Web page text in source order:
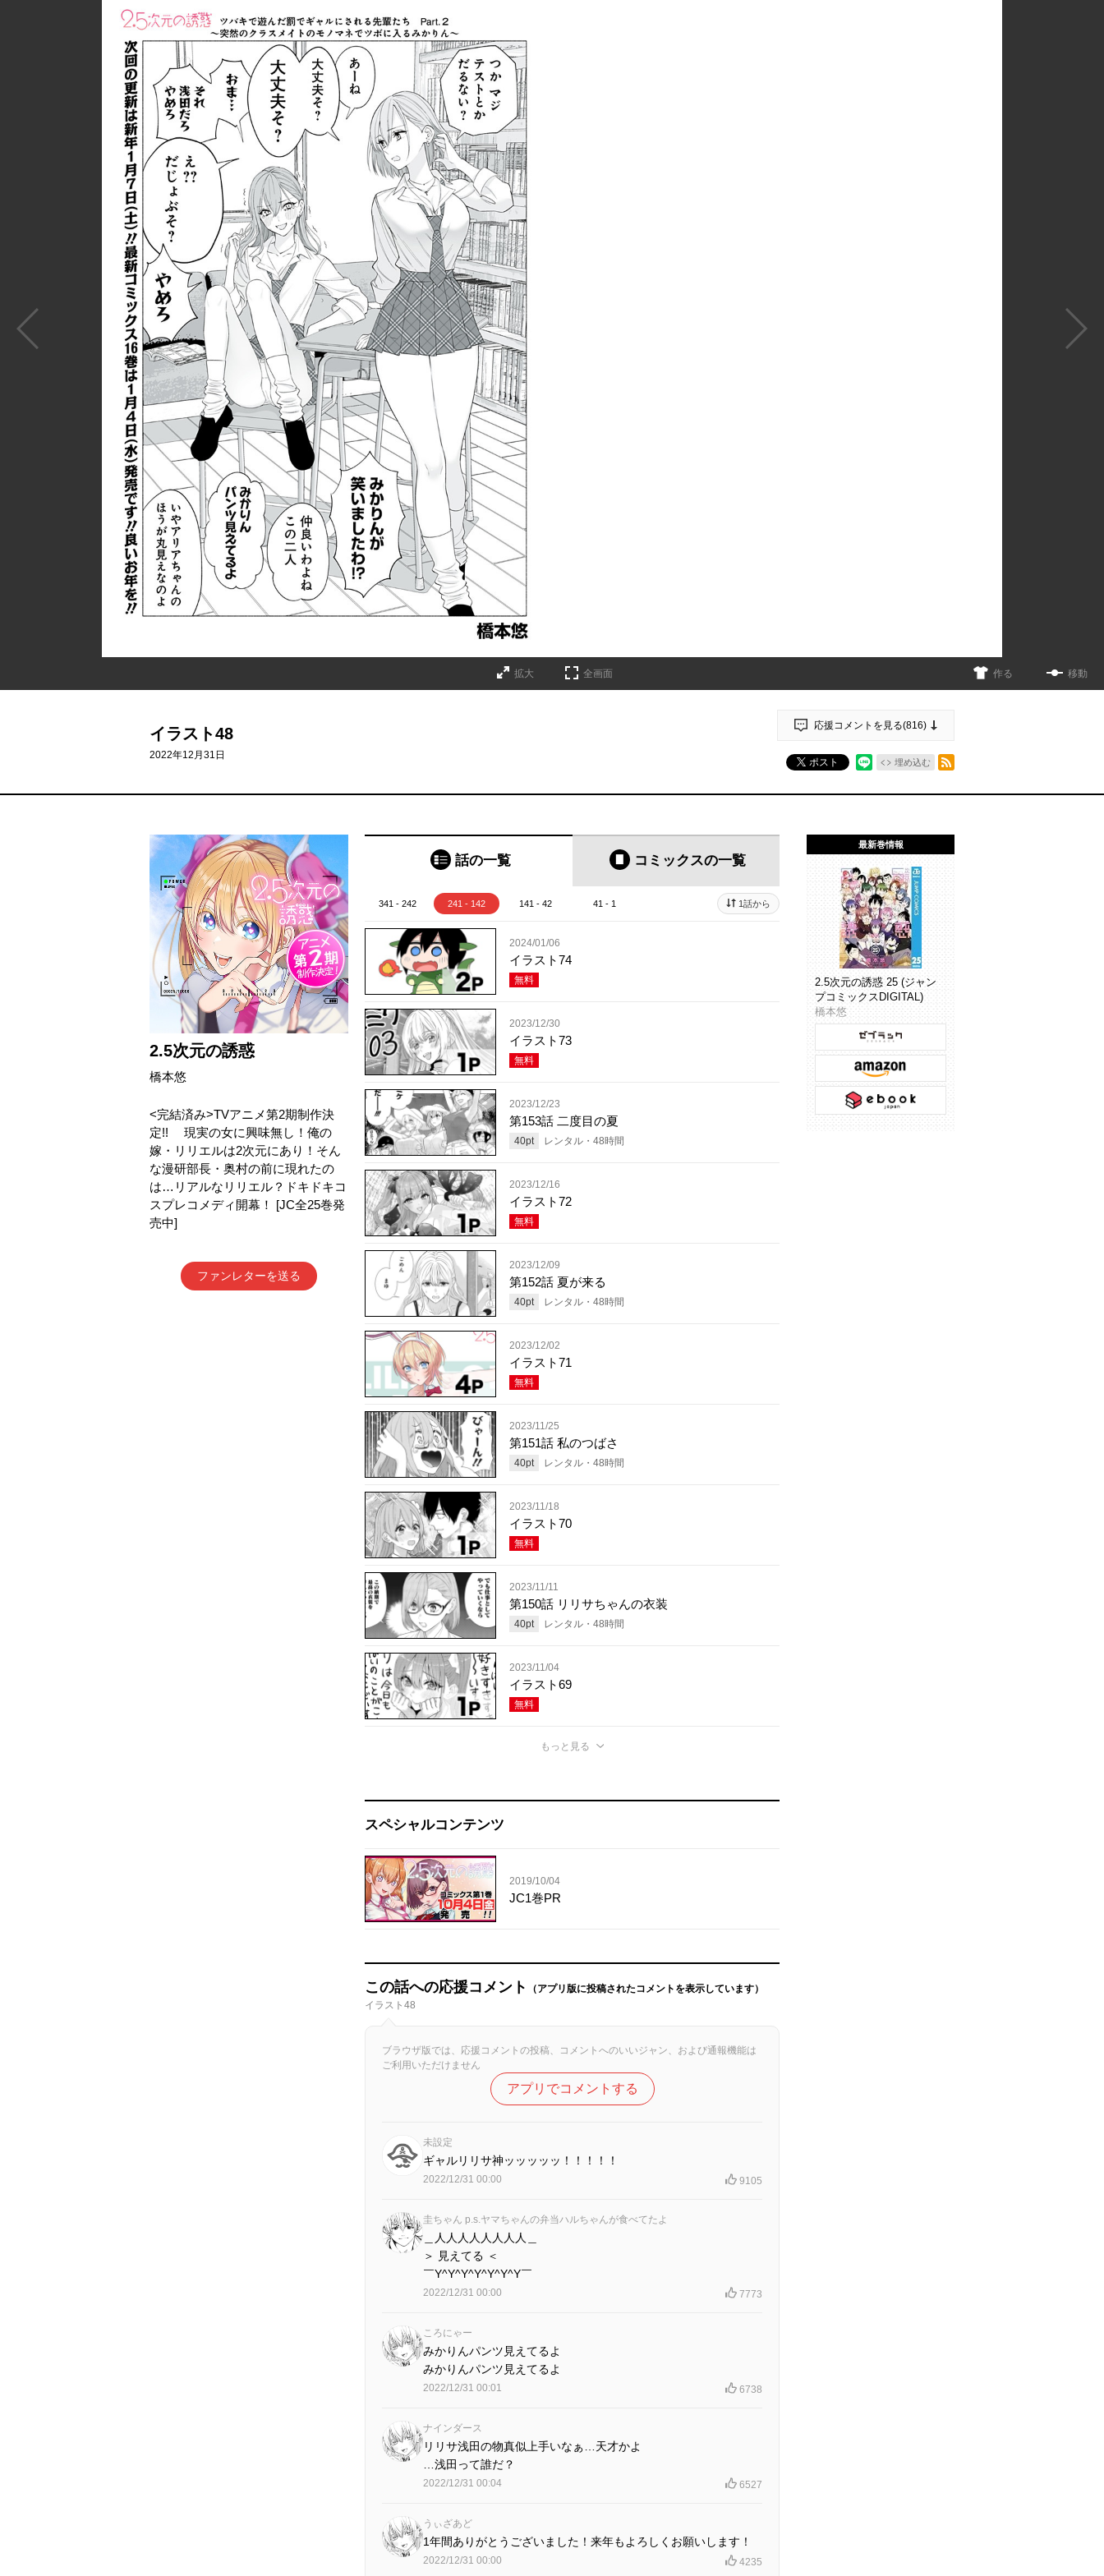
拡大 全画面 作る 移動
イラスト48
2022年12月31日
応援コメントを見る(816)
ポスト 埋め込む
2.5次元の誘惑
橋本悠
<完結済み>TVアニメ第2期制作決
定!! 現実の女に興味無し！俺の
嫁・リリエルは2次元にあり！そん
な漫研部長・奥村の前に現れたの
は…リアルなリリエル？ドキドキコ
スプレコメディ開幕！ [JC全25巻発
売中]
ファンレターを送る
話の一覧 コミックスの一覧
341 - 242 241 - 142 141 - 42 41 - 1 1話から
2024/01/06
イラスト74
無料
2023/12/30
イラスト73
無料
2023/12/23
第153話 二度目の夏
40pt レンタル・ 48時間
2023/12/16
イラスト72
無料
2023/12/09
第152話 夏が来る
40pt レンタル・ 48時間
2023/12/02
イラスト71
無料
2023/11/25
第151話 私のつばさ
40pt レンタル・ 48時間
2023/11/18
イラスト70
無料
2023/11/11
第150話 リリサちゃんの衣装
40pt レンタル・ 48時間
2023/11/04
イラスト69
無料
もっと見る
スペシャルコンテンツ
2019/10/04
JC1巻PR
この話への応援コメント
（アプリ版に投稿されたコメントを表示しています）
イラスト48
ブラウザ版では、応援コメントの投稿、コメントへのいいジャン、および通報機能は
ご利用いただけません
アプリでコメントする
未設定
ギャルリリサ神ッッッッッ！！！！！
2022/12/31 00:00 9105
圭ちゃん p.s.ヤマちゃんの弁当ハルちゃんが食べてたよ
＿人人人人人人人人＿
＞ 見えてる ＜
￣Y^Y^Y^Y^Y^Y^Y￣
2022/12/31 00:00 7773
ころにゃー
みかりんパンツ見えてるよ
みかりんパンツ見えてるよ
2022/12/31 00:01 6738
ナインダース
リリサ浅田の物真似上手いなぁ…天才かよ
…浅田って誰だ？
2022/12/31 00:04 6527
うぃざあど
1年間ありがとうございました！来年もよろしくお願いします！
2022/12/31 00:00 4235
最新巻情報
2.5次元の誘惑 25 (ジャン
プコミックスDIGITAL)
橋本悠